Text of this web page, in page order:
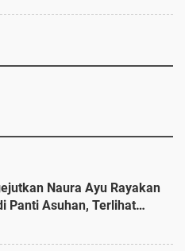
Naura Ayu Rayakan
Panti Asuhan, Terlihat
Kaftan Cokelat